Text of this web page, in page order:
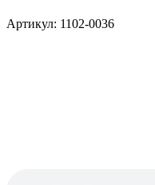
Артикул: 1102-0036